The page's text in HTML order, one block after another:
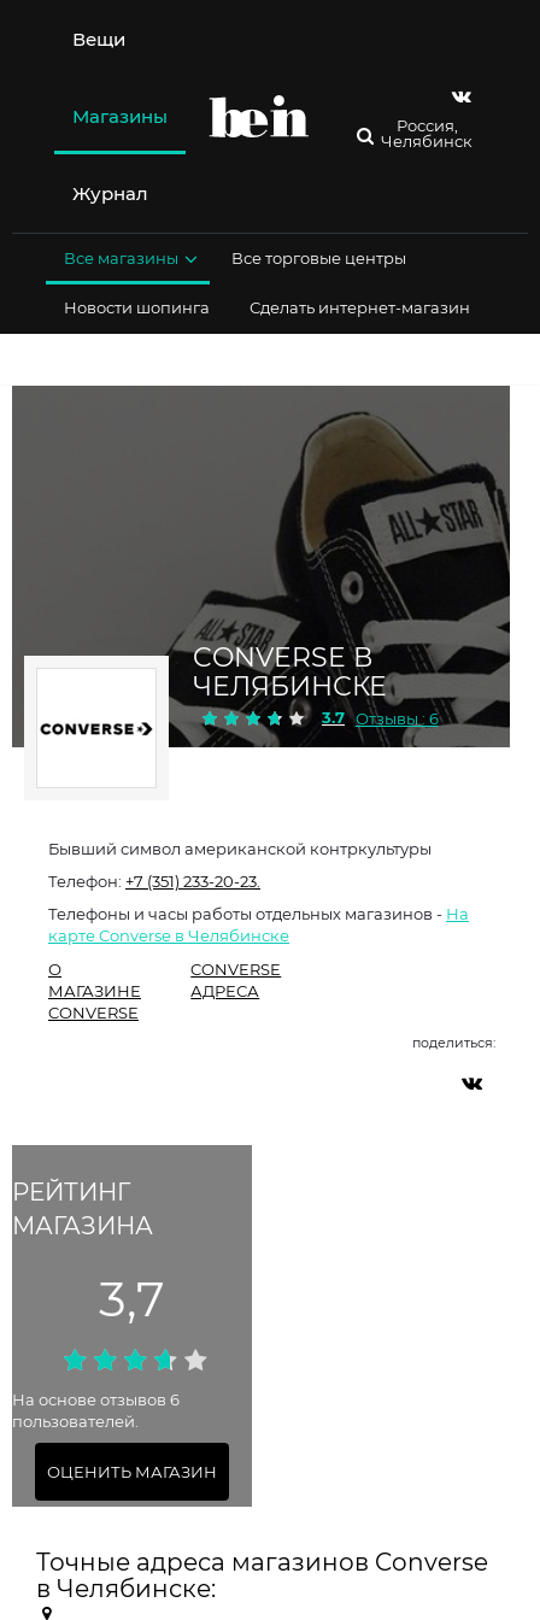
содержимому
Вещи
Магазины
Журнал
Россия,
Челябинск
Все магазины Все торговые центры
Новости шопинга Сделать интернет-магазин
CONVERSE В
ЧЕЛЯБИНСКЕ
3.7 Отзывы : 6
РЕЙТИНГ
МАГАЗИНА
3,7
На основе отзывов 6
пользователей.
ОЦЕНИТЬ МАГАЗИН
Бывший символ американской контркультуры
Телефон: +7 (351) 233-20-23.
Телефоны и часы работы отдельных магазинов - На
карте Converse в Челябинске
О
МАГАЗИНЕ
CONVERSE
CONVERSE
АДРЕСА
поделиться:
Точные адреса магазинов Converse
в Челябинске: